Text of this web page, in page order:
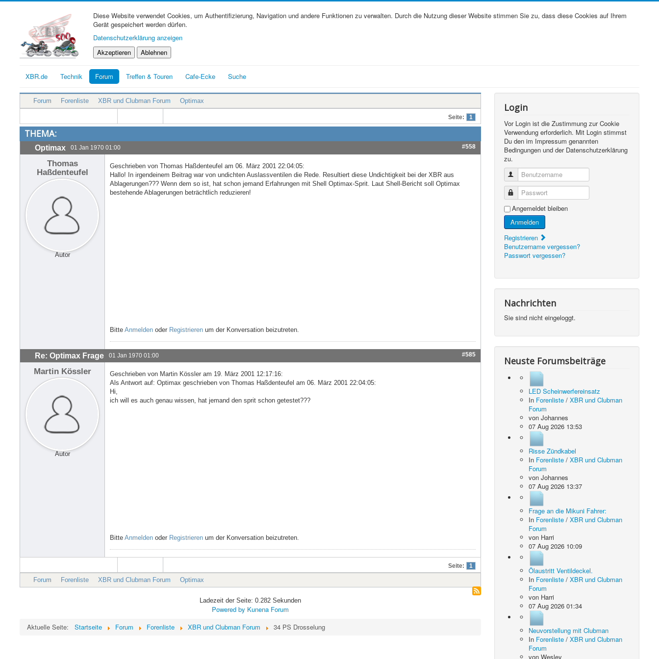
Diese Website verwendet Cookies, um Authentifizierung, Navigation und andere Funktionen zu verwalten. Durch die Nutzung dieser Website stimmen Sie zu, dass diese Cookies auf Ihrem
Gerät gespeichert werden dürfen.
Datenschutzerklärung anzeigen
Akzeptieren
Ablehnen
XBR.de Technik Forum Treffen & Touren Cafe-Ecke Suche
Forum Forenliste XBR und Clubman Forum Optimax
Seite: 1
THEMA:
Optimax 01 Jan 1970 01:00 #558
Thomas
Haßdenteufel
Autor
Geschrieben von Thomas Haßdenteufel am 06. März 2001 22:04:05:
Hallo! In irgendeinem Beitrag war von undichten Auslassventilen die Rede. Resultiert diese Undichtigkeit bei der XBR aus
Ablagerungen??? Wenn dem so ist, hat schon jemand Erfahrungen mit Shell Optimax-Sprit. Laut Shell-Bericht soll Optimax
bestehende Ablagerungen beträchtlich reduzieren!
Bitte Anmelden oder Registrieren um der Konversation beizutreten.
Re: Optimax Frage 01 Jan 1970 01:00 #585
Martin Kössler
Autor
Geschrieben von Martin Kössler am 19. März 2001 12:17:16:
Als Antwort auf: Optimax geschrieben von Thomas Haßdenteufel am 06. März 2001 22:04:05:
Hi,
ich will es auch genau wissen, hat jemand den sprit schon getestet???
Bitte Anmelden oder Registrieren um der Konversation beizutreten.
Seite: 1
Forum Forenliste XBR und Clubman Forum Optimax
Ladezeit der Seite: 0.282 Sekunden
Powered by Kunena Forum
Aktuelle Seite:
Startseite Forum Forenliste XBR und Clubman Forum 34 PS Drosselung
Login
Vor Login ist die Zustimmung zur Cookie
Verwendung erforderlich. Mit Login stimmst
Du den im Impressum genannten
Bedingungen und der Datenschutzerklärung
zu.
Benutzername
Passwort
Angemeldet bleiben
Anmelden
Registrieren
Benutzername vergessen?
Passwort vergessen?
Nachrichten
Sie sind nicht eingeloggt.
Neuste Forumsbeiträge
LED Scheinwerfereinsatz
In Forenliste /XBR und Clubman
Forum
vonJohannes
07 Aug 2026 13:53
Risse Zündkabel
In Forenliste /XBR und Clubman
Forum
vonJohannes
07 Aug 2026 13:37
Frage an die Mikuni Fahrer:
In Forenliste /XBR und Clubman
Forum
von Harri
07 Aug 2026 10:09
Ölaustritt Ventildeckel.
In Forenliste /XBR und Clubman
Forum
von Harri
07 Aug 2026 01:34
Neuvorstellung mit Clubman
In Forenliste /XBR und Clubman
Forum
vonWesley